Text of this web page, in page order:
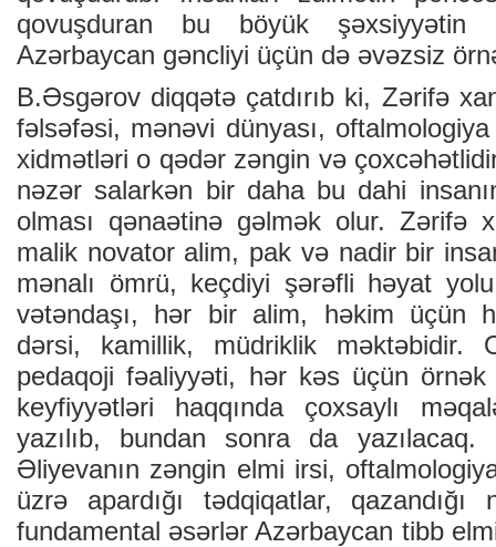
qovuşduran bu böyük
Azərbaycan gəncliyi üçün də əvəzsiz
B.Əsgərov diqqətə çatdırıb ki, Zərifə
fəlsəfəsi, mənəvi dünyası, oftalmologiya
xidmətləri o qədər zəngin və
nəzər salarkən bir daha bu dahi
olması qənaətinə gəlmək olur. Zərifə
malik novator alim, pak və nadir bir
mənalı ömrü, keçdiyi şərəfli həyat
vətəndaşı, hər bir alim, həkim üçün
dərsi, kamillik, müdriklik məktəbidir.
pedaqoji fəaliyyəti, hər kəs üçün
keyfiyyətləri haqqında çoxsaylı
yazılıb, bundan sonra da
Əliyevanın zəngin elmi irsi,
üzrə apardığı tədqiqatlar, qazandığı
fundamental əsərlər Azərbaycan tibb